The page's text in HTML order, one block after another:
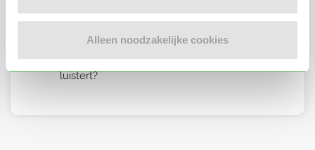
Alleen noodzakelijke cookies
Hoe kan ik een goede eerste indruk maken
tijdens een kennismaking?
Hoe bereid ik me goed voor op een
Wat moet ik doen als een kind niet naar mij
luistert?